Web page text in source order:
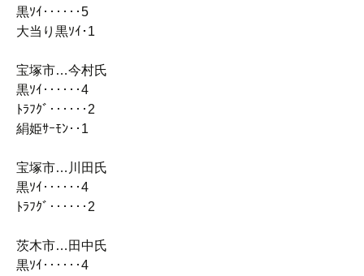
黒ｿｲ‥‥‥5
大当り黒ｿｲ･1
宝塚市…今村氏
黒ｿｲ‥‥‥4
ﾄﾗﾌｸﾞ‥‥‥2
絹姫ｻｰﾓﾝ‥1
宝塚市…川田氏
黒ｿｲ‥‥‥4
ﾄﾗﾌｸﾞ‥‥‥2
茨木市…田中氏
黒ｿｲ‥‥‥4